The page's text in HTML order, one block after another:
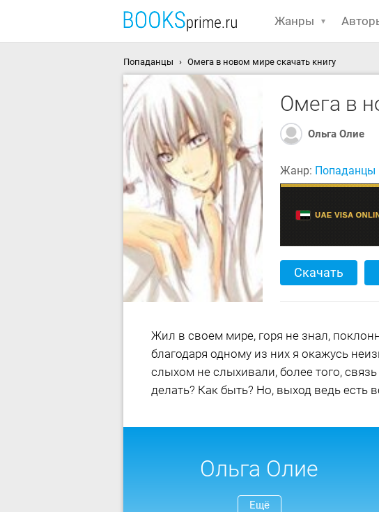
Жанры
Попаданцы Омега в новом мире скачать книгу
Омега в
Ольга Олие
Жанр: Попаданцы
Скачать
Жил в своем мире, горя не знал,
благодаря одному из них я окажусь
слыхом не слыхивали, более того,
делать? Как быть? Но, выход ведь есть
Ольга Олие
Ещё